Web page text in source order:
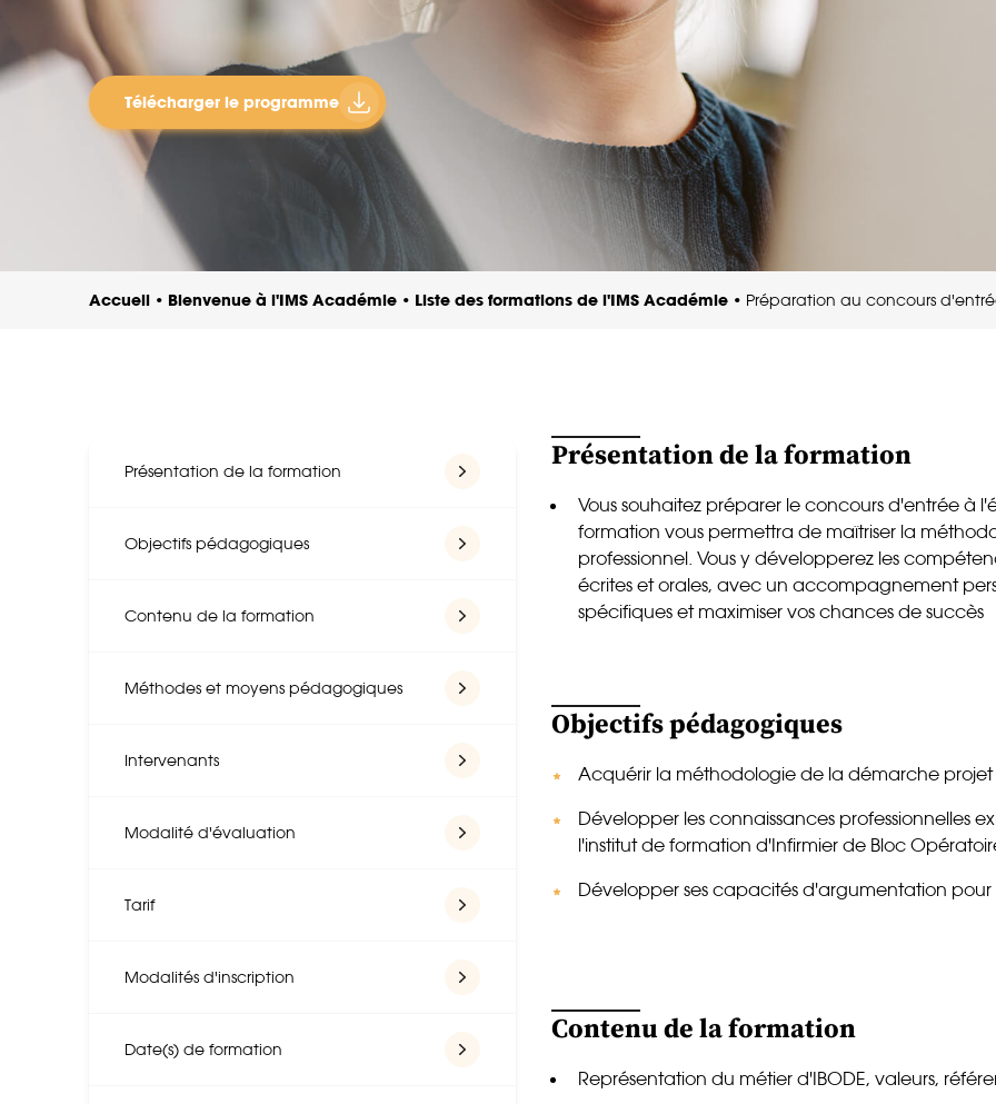
Télécharger le programme
Accueil • Bienvenue à l'IMS Académie • Liste des formations de l'IMS Académie • Préparation au concours
Présentation de la formation
Objectifs pédagogiques
Contenu de la formation
Méthodes et moyens pédagogiques
Intervenants
Modalité d'évaluation
Tarif
Modalités d'inscription
Date(s) de formation
Présentation de la formation
Vous souhaitez préparer le concours d'entrée à
formation vous permettra de maîtriser la
professionnel. Vous y développerez les
écrites et orales, avec un accompagnement
spécifiques et maximiser vos chances de succès
Objectifs pédagogiques
Acquérir la méthodologie de la démarche
Développer les connaissances professionnelles
l'institut de formation d'Infirmier de Bloc
Développer ses capacités d'argumentation pour
Contenu de la formation
Représentation du métier d'IBODE, valeurs,